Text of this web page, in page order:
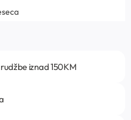
iznad 150KM